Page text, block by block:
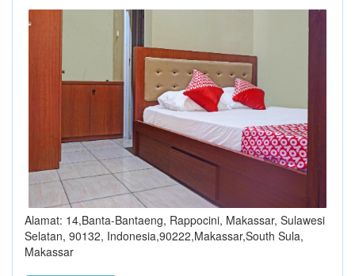
Alamat: 14,Banta-Bantaeng, Rappocini, Makassar, Sulawesi
Selatan, 90132, Indonesia,90222,Makassar,South Sula,
Makassar